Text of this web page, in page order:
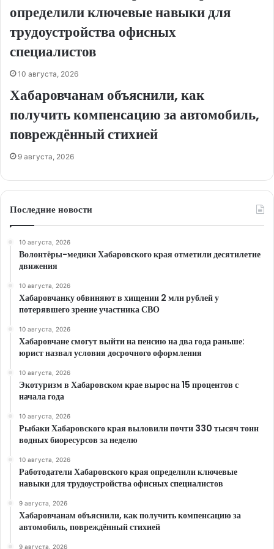
определили ключевые навыки для
трудоустройства офисных
специалистов
10 августа, 2026
Хабаровчанам объяснили, как
получить компенсацию за автомобиль,
повреждённый стихией
9 августа, 2026
Последние новости
10 августа, 2026
Волонтёры-медики Хабаровского края отметили десятилетие
движения
10 августа, 2026
Хабаровчанку обвиняют в хищении 2 млн рублей у
потерявшего зрение участника СВО
10 августа, 2026
Хабаровчане смогут выйти на пенсию на два года раньше:
юрист назвал условия досрочного оформления
10 августа, 2026
Экотуризм в Хабаровском крае вырос на 15 процентов с
начала года
10 августа, 2026
Рыбаки Хабаровского края выловили почти 330 тысяч тонн
водных биоресурсов за неделю
10 августа, 2026
Работодатели Хабаровского края определили ключевые
навыки для трудоустройства офисных специалистов
9 августа, 2026
Хабаровчанам объяснили, как получить компенсацию за
автомобиль, повреждённый стихией
9 августа, 2026